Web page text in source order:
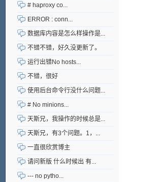
# haproxy co...
ERROR : conn...
数据库内容是怎么样操作是...
不错不错，好久没更新了。
运行出错No hosts...
不错，很好
使用后台命令行没什么问题...
# No minions...
天斯兄，我操作的时候总是...
天斯兄，有3个问题。1，...
一直很欣赏博主
请问新版 什么时候出 有...
--- no pytho...